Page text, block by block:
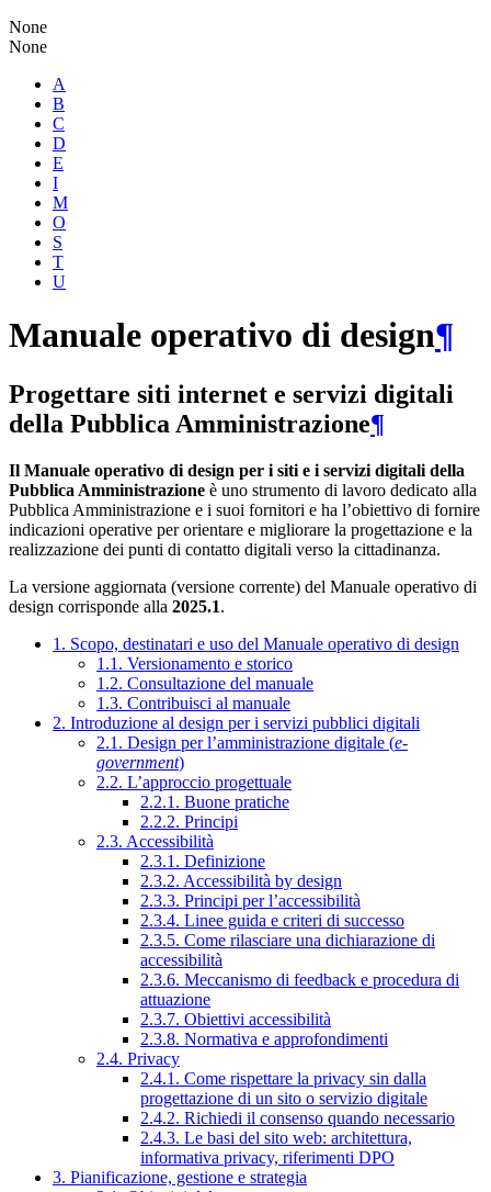
None
None
A
B
C
D
E
I
M
O
S
T
U
Manuale operativo di design¶
Progettare siti internet e servizi digitali
della Pubblica Amministrazione¶
Il Manuale operativo di design per i siti e i servizi digitali della
Pubblica Amministrazione è uno strumento di lavoro dedicato alla
Pubblica Amministrazione e i suoi fornitori e ha l’obiettivo di fornire
indicazioni operative per orientare e migliorare la progettazione e la
realizzazione dei punti di contatto digitali verso la cittadinanza.
La versione aggiornata (versione corrente) del Manuale operativo di
design corrisponde alla 2025.1.
1. Scopo, destinatari e uso del Manuale operativo di design
1.1. Versionamento e storico
1.2. Consultazione del manuale
1.3. Contribuisci al manuale
2. Introduzione al design per i servizi pubblici digitali
2.1. Design per l’amministrazione digitale (e-
government)
2.2. L’approccio progettuale
2.2.1. Buone pratiche
2.2.2. Principi
2.3. Accessibilità
2.3.1. Definizione
2.3.2. Accessibilità by design
2.3.3. Principi per l’accessibilità
2.3.4. Linee guida e criteri di successo
2.3.5. Come rilasciare una dichiarazione di
accessibilità
2.3.6. Meccanismo di feedback e procedura di
attuazione
2.3.7. Obiettivi accessibilità
2.3.8. Normativa e approfondimenti
2.4. Privacy
2.4.1. Come rispettare la privacy sin dalla
progettazione di un sito o servizio digitale
2.4.2. Richiedi il consenso quando necessario
2.4.3. Le basi del sito web: architettura,
informativa privacy, riferimenti DPO
3. Pianificazione, gestione e strategia